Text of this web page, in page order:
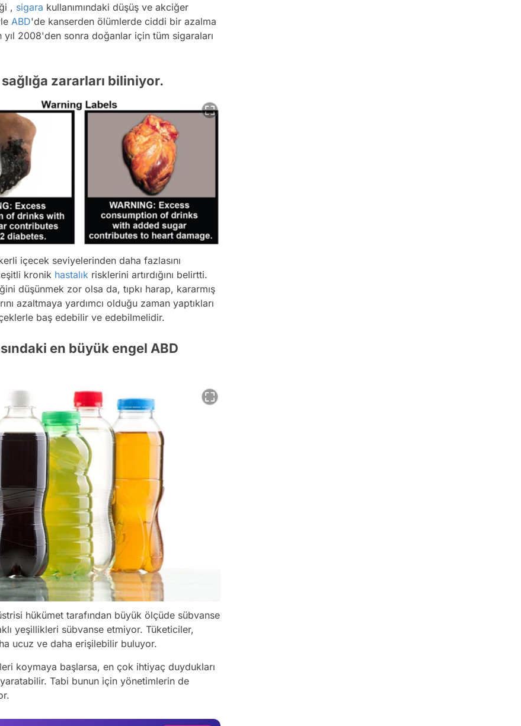
, sigara kullanımındaki düşüş ve akciğer
ABD'de kanserden ölümlerde ciddi bir azalma
yıl 2008'den sonra doğanlar için tüm sigaraları
zararları biliniyor.
içecek seviyelerinden daha fazlasını
kronik hastalık risklerini artırdığını belirtti.
düşünmek zor olsa da, tıpkı harap, kararmış
azaltmaya yardımcı olduğu zaman yaptıkları
baş edebilir ve edebilmelidir.
en büyük engel ABD
hükümet tarafından büyük ölçüde sübvanse
yeşillikleri sübvanse etmiyor. Tüketiciler,
ucuz ve daha erişilebilir buluyor.
koymaya başlarsa, en çok ihtiyaç duydukları
Tabi bunun için yönetimlerin de